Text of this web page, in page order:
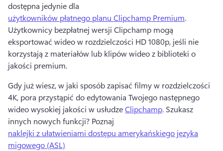
dostępna jedynie dla
użytkowników płatnego planu Clipchamp Premium.
Użytkownicy bezpłatnej wersji Clipchamp mogą
eksportować wideo w rozdzielczości HD 1080p, jeśli nie
korzystają z materiałów lub klipów wideo z biblioteki o
jakości premium.
Gdy już wiesz, w jaki sposób zapisać filmy w rozdzielczości
4K, pora przystąpić do edytowania Twojego następnego
wideo wysokiej jakości w usłudze Clipchamp. Szukasz
innych nowych funkcji? Poznaj
naklejki z ułatwieniami dostępu amerykańskiego języka
migowego (ASL)